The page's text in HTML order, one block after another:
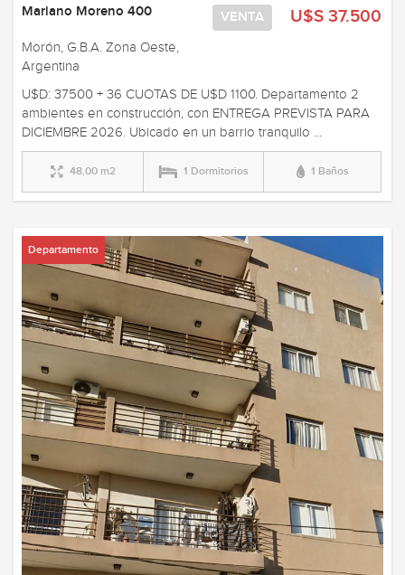
U$S 37.500
VENTA
Mariano Moreno 400
Morón, G.B.A. Zona Oeste,
Argentina
U$D: 37500 + 36 CUOTAS DE U$D 1100. Departamento 2
ambientes en construcción, con ENTREGA PREVISTA PARA
DICIEMBRE 2026. Ubicado en un barrio tranquilo ...
48,00 m2 1 Dormitorios 1 Baños
Departamento